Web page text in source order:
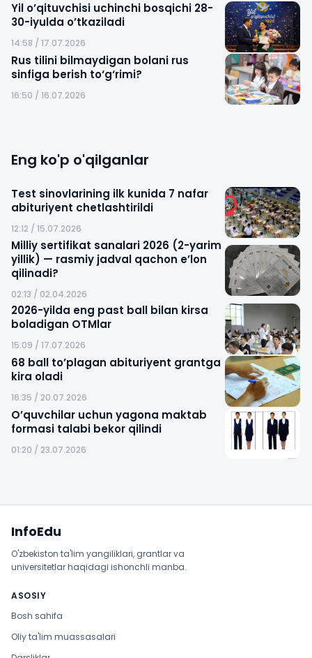
Yil o’qituvchisi uchinchi bosqichi 28-
30-iyulda o’tkaziladi
14:58 / 17.07.2026
Rus tilini bilmaydigan bolani rus
sinfiga berish to‘g‘rimi?
16:50 / 16.07.2026
Eng ko'p o'qilganlar
Test sinovlarining ilk kunida 7 nafar
abituriyent chetlashtirildi
12:12 / 15.07.2026
Milliy sertifikat sanalari 2026 (2-yarim
yillik) — rasmiy jadval qachon e’lon
qilinadi?
02:13 / 02.04.2026
2026-yilda eng past ball bilan kirsa
boladigan OTMlar
15:09 / 17.07.2026
68 ball to’plagan abituriyent grantga
kira oladi
16:35 / 20.07.2026
O’quvchilar uchun yagona maktab
formasi talabi bekor qilindi
01:20 / 23.07.2026
InfoEdu
O'zbekiston ta'lim yangiliklari, grantlar va
universitetlar haqidagi ishonchli manba.
ASOSIY
Bosh sahifa
Oliy ta'lim muassasalari